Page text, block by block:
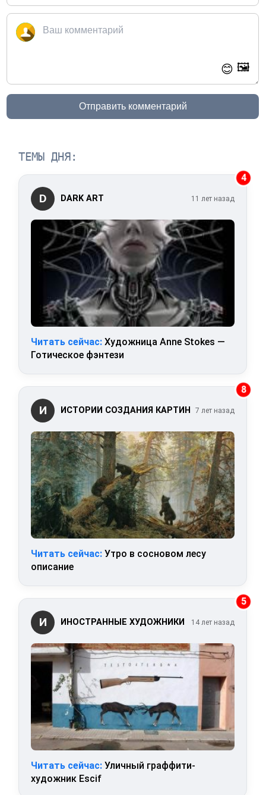
😊 🖼️
Отправить комментарий
ТЕМЫ ДНЯ:
4
D DARK ART 11 лет назад
Читать сейчас: Художница Anne Stokes —
Готическое фэнтези
8
И ИСТОРИИ СОЗДАНИЯ КАРТИН 7 лет назад
Читать сейчас: Утро в сосновом лесу
описание
5
И ИНОСТРАННЫЕ ХУДОЖНИКИ 14 лет назад
Читать сейчас: Уличный граффити-
художник Escif